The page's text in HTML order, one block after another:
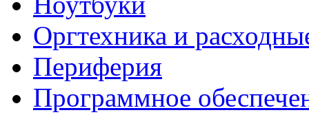
Оргтехника и
Периферия
Программное